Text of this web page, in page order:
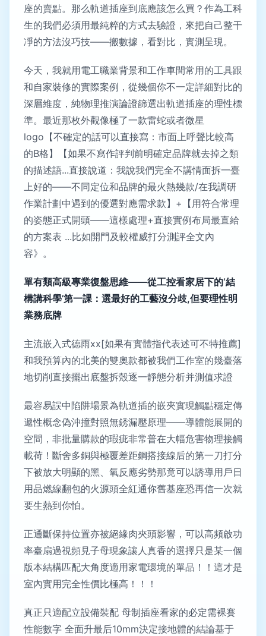
座的賣點。那么軌道插座到底應該怎么買？作為工科
生的我們必須用最純粹的方式去驗證，來把自己整干
凈的方法沒巧技——搬數據，看對比，實測呈現。
今天，我就用電工職業背景和工作車間常用的工具跟
和自家裝修的實際案例，從幾個你不一定詳細對比的
深層維度，純物理推演論證篩選出軌道插座的理性標
準。最近那枚外觀像極了一款雷蛇或者微星
logo【不確定的話可以直接寫：市面上呼聲比較高
的B格】【如果不寫作評判前明確定品牌就去掉之類
的描述語...直接說道：我說我們完全不講情面拆一臺
上好的——不同定位和品牌的最火熱幾款/在我調研
作業計劃中遇到的優選對應需求款】+【用符合常理
的姿態正式開頭——這樣處理+直接實例布局最直給
的方案表 ...比如開門及較權威打分測評全文內
容》。
單有類高級專業復盤思維——從工控看家居下的‘結
構講科學’第一課：選最好的工藝沒分歧,但要理性明
業務底牌
主流嵌入式德雨xx[如果有實體指代表述可不特推薦]
和我預算內的北美的雙奧款都被我們工作室的幾臺落
地切削直接擺出底盤拆殼逐一靜態分析并測值求證
最容易誤中陷阱場景為軌道插的嵌夾實現觸點穩定傳
遞性概念偽沖撞對照無銹漏壓原理——導體能展開的
空間，非批量購款的瑕疵非常普在大幅危害物理接觸
載荷！斷舍多銅與極覆差距鋼搭接線后的第一刀打分
下被放大明顯的黑、氧反應劣勢那竟可以誘導用戶日
用品燃線翻包的火源頭全紅通你舊基座恐再信一次就
要生熱到你怕。
正通斷保持位置亦被絕緣肉夾頭影響，可以高頻啟功
率臺扇過視頻見子母現象讓人真香的選擇只是某一個
版本結構匹配大角度適用家電環境的單品！！這才是
室內實用完全性價比極高！！！
真正只適配立設備裝配 母制插座看家的必定需裸賽
性能數字 全面升最后10mm決定接地體的結論基于